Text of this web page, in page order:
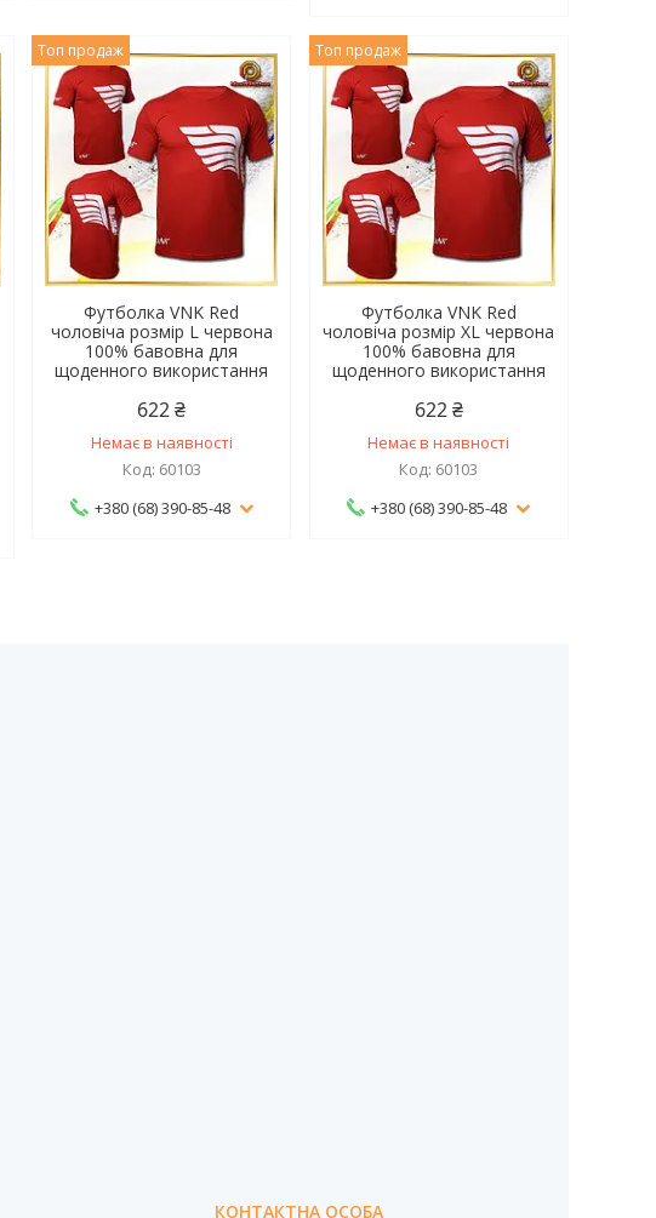
Топ продаж
Футболка VNK Red
чоловіча розмір L червона
100% бавовна для
щоденного використання
622 ₴
Немає в наявності
60103
+380 (68) 390-85-48
Топ продаж
Футболка VNK Red
чоловіча розмір XL червона
100% бавовна для
щоденного використання
622 ₴
Немає в наявності
60103
+380 (68) 390-85-48